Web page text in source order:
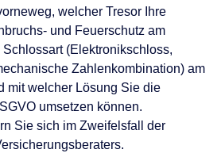
welcher Tresor Ihre
und Feuerschutz am
(Elektronikschloss,
Zahlenkombination) am
mit welcher Lösung Sie die
umsetzen können.
Sie sich im Zweifelsfall der